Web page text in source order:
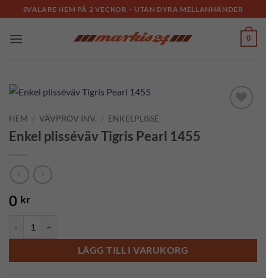
to
content
SVALARE HEM PÅ 2 VECKOR – UTAN DYRA MELLANHÄNDER
0
HEM / VÄVPROV INV. / ENKELPLISSÉ
Enkel plisséväv Tigris Pearl 1455
0 kr
LÄGG TILL I VARUKORG